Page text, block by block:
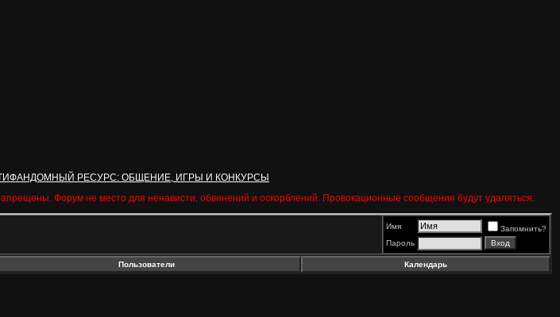
РЕСУРС: ОБЩЕНИЕ, ИГРЫ И КОНКУРСЫ
Форум не место для ненависти, обвинений и оскорблений. Провокационные сообщения будут удаляться.
Имя
Запомнить?
Пароль
Пользователи Календарь